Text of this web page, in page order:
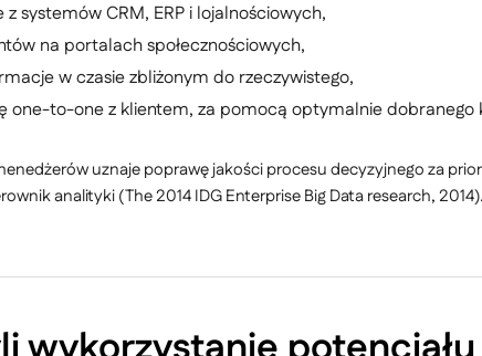
systemów CRM, ERP i lojalnościowych,
na portalach społecznościowych,
w czasie zbliżonym do rzeczywistego,
one-to-one z klientem, za pomocą optymalnie dobranego
uznaje poprawę jakości procesu decyzyjnego za
analityki (The 2014 IDG Enterprise Big Data research, 2014).